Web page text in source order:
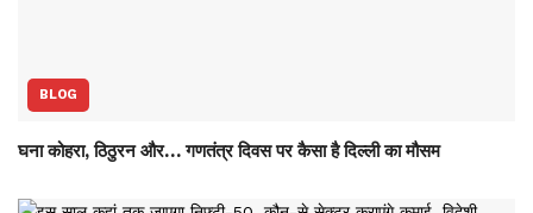
BLOG
घना कोहरा, ठिठुरन और… गणतंत्र दिवस पर कैसा है दिल्ली का मौसम